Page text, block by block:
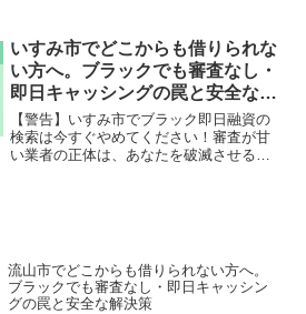
市で違法業者を避け、借金地獄から抜け
出した方々の実体験と確実な解決策を完
全公開。
いすみ市でどこからも借りられな
い方へ。ブラックでも審査なし・
即日キャッシングの罠と安全な解
決策
【警告】いすみ市でブラック即日融資の
検索は今すぐやめてください！審査が甘
い業者の正体は、あなたを破滅させる闇
流山市でどこからも借りられない方へ。
ブラックでも審査なし・即日キャッシン
グの罠と安全な解決策